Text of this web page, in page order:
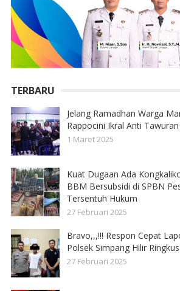
TERBARU
Jelang Ramadhan Warga
Rappocini Ikral Anti Tawuran
1 Maret 2025
Kuat Dugaan Ada
BBM Bersubsidi di SPBN
Tersentuh Hukum
27 Februari 2025
Bravo,,,!!! Respon Cepat
Polsek Simpang Hilir
27 Februari 2025